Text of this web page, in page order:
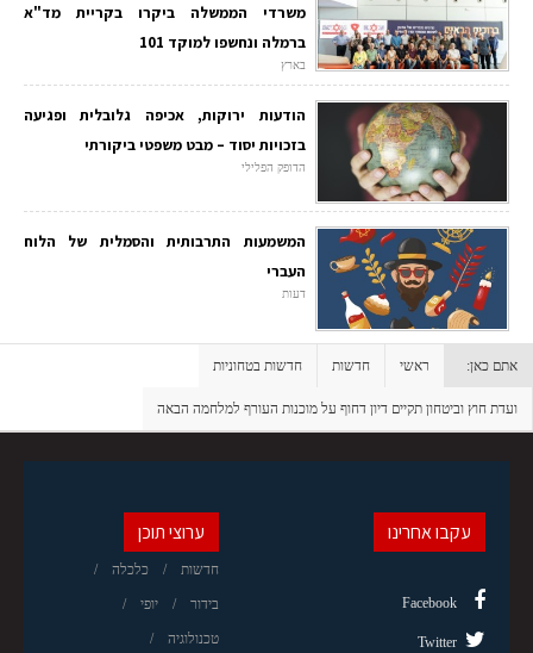
משרדי הממשלה ביקרו בקריית מד"א
ברמלה ונחשפו למוקד 101
בארץ
הודעות ירוקות, אכיפה גלובלית ופגיעה
בזכויות יסוד – מבט משפטי ביקורתי
הדופק הפלילי
המשמעות התרבותית והסמלית של הלוח
העברי
דעות
אתם כאן: ראשי חדשות חדשות בטחוניות
ועדת חוץ וביטחון תקיים דיון דחוף על מוכנות העורף למלחמה הבאה
ערוצי תוכן
חדשות כלכלה
בידור יופי
טכנולוגיה
עקבו אחרינו
Facebook
Twitter